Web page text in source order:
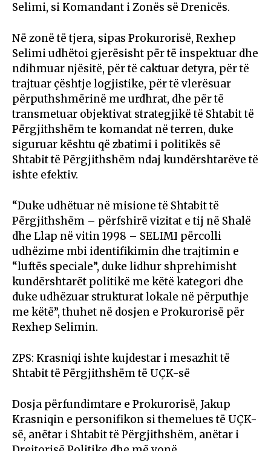
Selimi, si Komandant i Zonës së Drenicës.
Në zonë të tjera, sipas Prokurorisë, Rexhep
Selimi udhëtoi gjerësisht për të inspektuar dhe
ndihmuar njësitë, për të caktuar detyra, për të
trajtuar çështje logjistike, për të vlerësuar
përputhshmërinë me urdhrat, dhe për të
transmetuar objektivat strategjikë të Shtabit të
Përgjithshëm te komandat në terren, duke
siguruar kështu që zbatimi i politikës së
Shtabit të Përgjithshëm ndaj kundërshtarëve të
ishte efektiv.
“Duke udhëtuar në misione të Shtabit të
Përgjithshëm – përfshirë vizitat e tij në Shalë
dhe Llap në vitin 1998 – SELIMI përcolli
udhëzime mbi identifikimin dhe trajtimin e
“luftës speciale”, duke lidhur shprehimisht
kundërshtarët politikë me këtë kategori dhe
duke udhëzuar strukturat lokale në përputhje
me këtë”, thuhet në dosjen e Prokurorisë për
Rexhep Selimin.
ZPS: Krasniqi ishte kujdestar i mesazhit të
Shtabit të Përgjithshëm të UÇK-së
Dosja përfundimtare e Prokurorisë, Jakup
Krasniqin e personifikon si themelues të UÇK-
së, anëtar i Shtabit të Përgjithshëm, anëtar i